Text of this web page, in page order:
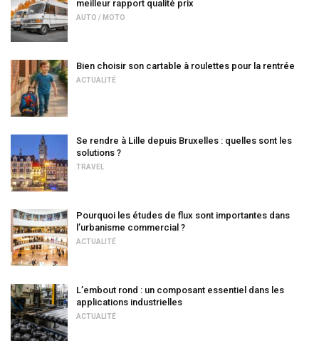
meilleur rapport qualité prix
AUTO / MOTO
Bien choisir son cartable à roulettes pour la rentrée
ACTUALITÉ
Se rendre à Lille depuis Bruxelles : quelles sont les
solutions ?
TRAVEL
Pourquoi les études de flux sont importantes dans
l’urbanisme commercial ?
ACTUALITÉ
L’embout rond : un composant essentiel dans les
applications industrielles
ACTUALITÉ